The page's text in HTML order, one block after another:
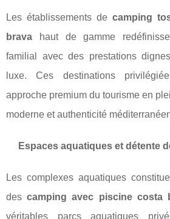
Les établissements decamping
brava haut de gamme
familial avec des prestations
luxe. Ces destinations
approche premium du tourisme en
moderne et authenticité
Espaces aquatiques et détente
Les complexes aquatiques
descamping avec piscine costa
véritables parcs aquatiques